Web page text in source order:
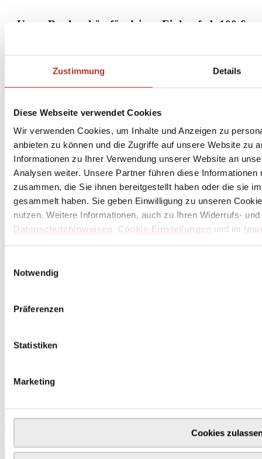
Zustimmung Details
Diese Webseite verwendet Cookies
Wir verwenden Cookies, um Inhalte und Anzeigen zu
anbieten zu können und die Zugriffe auf unsere Website zu
Informationen zu Ihrer Verwendung unserer Website an
Analysen weiter. Unsere Partner führen diese
zusammen, die Sie ihnen bereitgestellt haben oder die sie
gesammelt haben. Sie geben Einwilligung zu unseren
nutzen. Weitere Informationen, auch zu Ihren Widerrufs-
Datenschutzhinweisen, Cookie-Einstellungen und im
Notwendig
Präferenzen
Statistiken
Marketing
Cookies
Unser Dankeschön für deinen Einkauf ab 100 €